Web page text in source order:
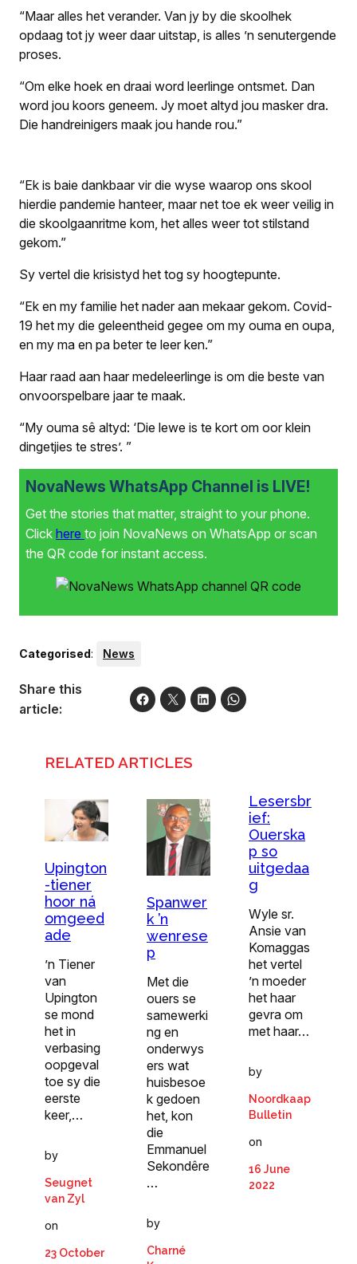
“Maar alles het verander. Van jy by die skoolhek
opdaag tot jy weer daar uitstap, is alles ’n senutergende
proses.
“Om elke hoek en draai word leerlinge ontsmet. Dan
word jou koors geneem. Jy moet altyd jou masker dra.
Die handreinigers maak jou hande rou.”
“Ek is baie dankbaar vir die wyse waarop ons skool
hierdie pandemie hanteer, maar net toe ek weer veilig in
die skoolgaanritme kom, het alles weer tot stilstand
gekom.”
Sy vertel die krisistyd het tog sy hoogtepunte.
“Ek en my familie het nader aan mekaar gekom. Covid-
19 het my die geleentheid gegee om my ouma en oupa,
en my ma en pa beter te leer ken.”
Haar raad aan haar medeleerlinge is om die beste van
onvoorspelbare jaar te maak.
“My ouma sê altyd: ‘Die lewe is te kort om oor klein
dingetjies te stres’. ”
NovaNews WhatsApp Channel is LIVE!
Get the stories that matter, straight to your phone.
Click here to join NovaNews on WhatsApp or scan
the QR code for instant access.
Categorised: News
Share this
article:
RELATED ARTICLES
Upington
-tiener
hoor ná
omgeed
ade
’n Tiener
van
Upington
se mond
het in
verbasing
oopgeval
toe sy die
eerste
keer,…
by
Seugnet
van Zyl
on
23 October
Spanwer
k ’n
wenrese
p
Met die
ouers se
samewerki
ng en
onderwys
ers wat
huisbesoe
k gedoen
het, kon
die
Emmanuel
Sekondêre
…
by
Charné
Lesersbr
ief:
Ouerska
p so
uitgedaa
g
Wyle sr.
Ansie van
Komaggas
het vertel
’n moeder
het haar
gevra om
met haar…
by
Noordkaap
Bulletin
on
16 June
2022